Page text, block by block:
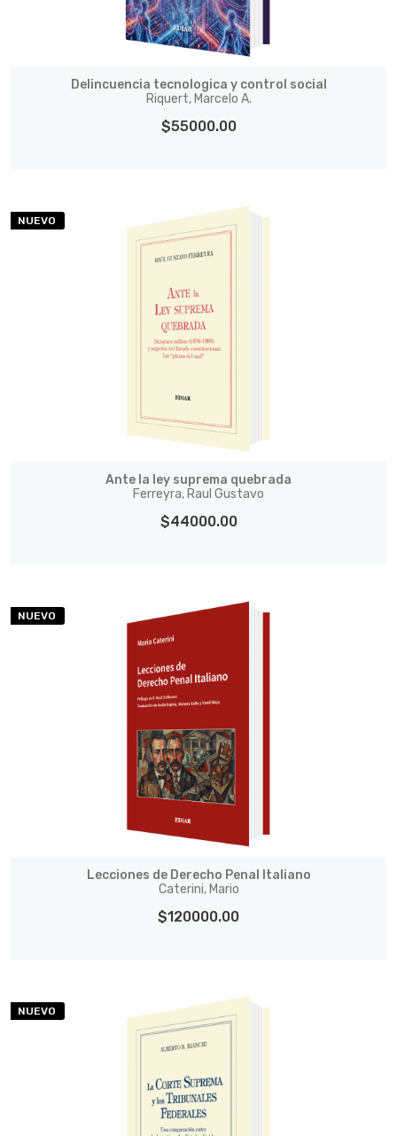
Delincuencia tecnologica y control social
Riquert, Marcelo A.
$55000.00
NUEVO
Ante la ley suprema quebrada
Ferreyra, Raul Gustavo
$44000.00
NUEVO
Lecciones de Derecho Penal Italiano
Caterini, Mario
$120000.00
NUEVO